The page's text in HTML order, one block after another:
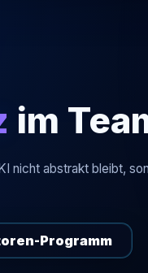
im
nicht abstrakt bleibt,
Programm